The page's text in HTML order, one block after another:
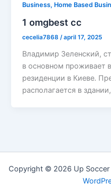
Business, Home Based
1 omgbest cc
cecelia7868/april 17, 2025
Владимир Зеленский,
в основном проживает
резиденции в Киеве.
располагается в
Copyright © 2026 Up